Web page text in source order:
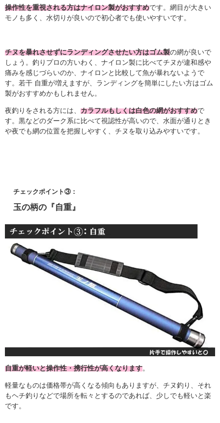
操作性を重視される方はナイロン製がおすすめです。網目が大きい
モノも多く、水切りが良いので初心者でも使いやすいです。
チヌを暴れさせずにランディングさせたい方はゴム製の網が良いで
しょう。釣りプロの方いわく、ナイロン製に比べてチヌが違和感や
痛みを感じづらいのか、ナイロンと比較して魚が暴れないようで
す。若干 自重が増えますが、ランディングを簡単にしたい方はゴム
製がおすすめかもしれません。
夜釣りをされる方には、 カラフルもしくは白色の網がおすすめで
す。黒などのダーク系に比べて視認性が高いので、水面が通りとき
や夜でも網の位置を把握しやすく、チヌを取り込みやすいです。
チェックポイント③：
玉の柄の『自重』
自重が軽いと操作性・携行性が高くなります
軽量なものは価格帯が高くなる傾向もありますが、チヌ釣り、それ
もヘチ釣りなどで場所を転々とするのであれば、少しでも軽いと楽
です。